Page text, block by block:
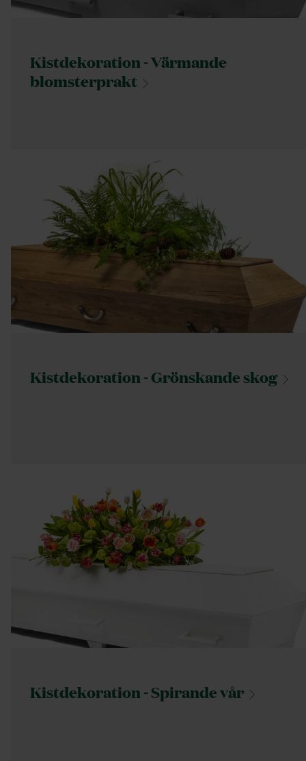
Kistdekoration - Värmande
blomsterprakt
Kistdekoration - Grönskandeskog
Kistdekoration - Spirandevår